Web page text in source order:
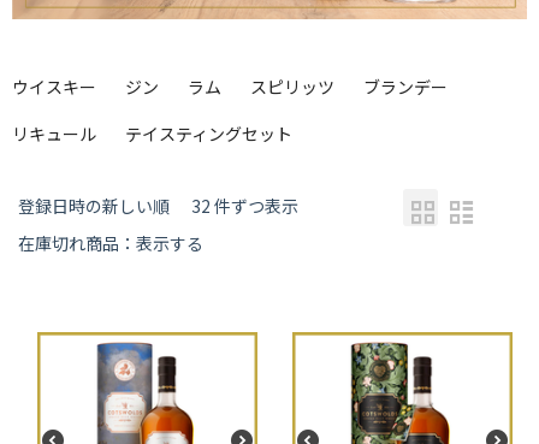
ウイスキー ジン ラム スピリッツ
ブランデー
リキュール
テイスティングセット
登録日時の新しい順
32 件ずつ表示
在庫切れ商品：表示する